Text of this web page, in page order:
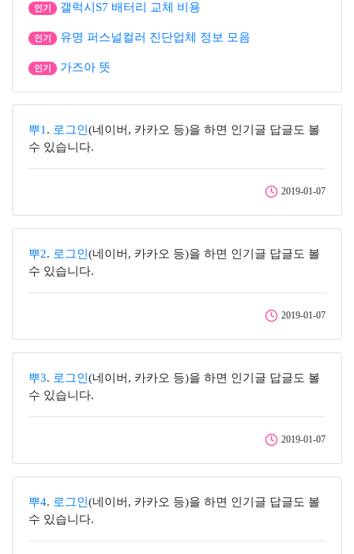
인기 갤럭시S7 배터리 교체 비용
인기 유명 퍼스널컬러 진단업체 정보 모음
인기 가즈아 뜻
뿌1 . 로그인 (네이버, 카카오 등)을 하면 인기글 답글도 볼
수 있습니다.
2019-01-07
뿌2. 로그인 (네이버, 카카오 등)을 하면 인기글 답글도 볼
수 있습니다.
2019-01-07
뿌3. 로그인 (네이버, 카카오 등)을 하면 인기글 답글도 볼
수 있습니다.
2019-01-07
뿌4. 로그인 (네이버, 카카오 등)을 하면 인기글 답글도 볼
수 있습니다.